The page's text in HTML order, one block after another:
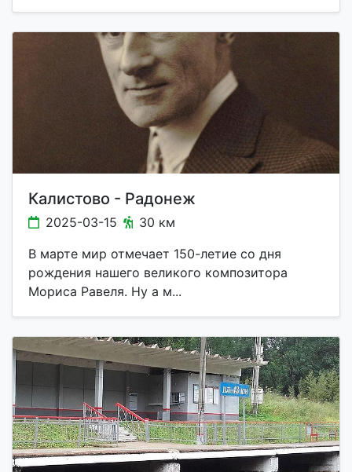
Калистово - Радонеж
2025-03-15
30 км
В марте мир отмечает 150-летие со дня
рождения нашего великого композитора
Мориса Равеля. Ну а м...